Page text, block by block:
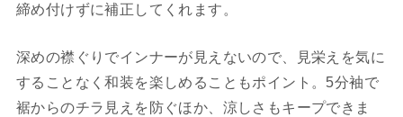
締め付けずに補正してくれます。
深めの襟ぐりでインナーが見えないので、見栄えを気に
することなく和装を楽しめることもポイント。5分袖で
裾からのチラ見えを防ぐほか、涼しさもキープできま